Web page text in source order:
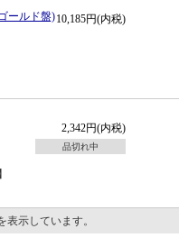
ールド盤)10,185円(内税)
2,342円(内税)
品切れ中
表示しています。